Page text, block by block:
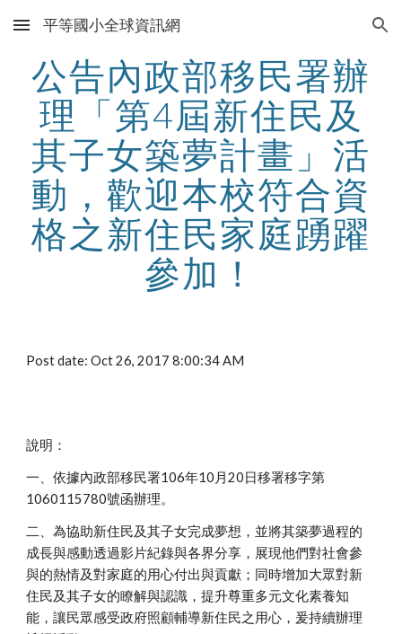
Skip to main content Skip to navigation
平等國小全球資訊網
公告內政部移民署辦
理「第4屆新住民及
其子女築夢計畫」活
動，歡迎本校符合資
格之新住民家庭踴躍
參加！
Post date: Oct 26, 2017 8:00:34 AM
說明：
一、依據內政部移民署106年10月20日移署移字第
1060115780號函辦理。
二、為協助新住民及其子女完成夢想，並將其築夢過程的
成長與感動透過影片紀錄與各界分享，展現他們對社會參
與的熱情及對家庭的用心付出與貢獻；同時增加大眾對新
住民及其子女的瞭解與認識，提升尊重多元文化素養知
能，讓民眾感受政府照顧輔導新住民之用心，爰持續辦理